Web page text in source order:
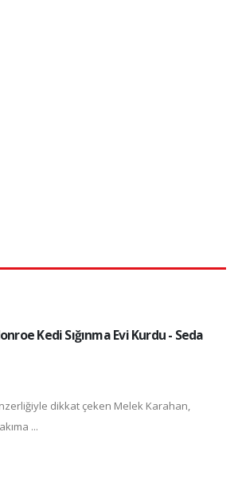
Kedi Sığınma Evi Kurdu - Seda
dikkat çeken Melek Karahan,
...